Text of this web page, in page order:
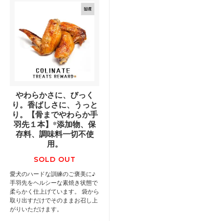
やわらかさに、びっく
り。香ばしさに、うっと
り。【骨までやわらか手
羽先１本】*添加物、保
存料、調味料一切不使
用。
SOLD OUT
愛犬のハードな訓練のご褒美に♪
手羽先をヘルシーな素焼き状態で
柔らかく仕上げています。 袋から
取り出すだけでそのままお召し上
がりいただけます。